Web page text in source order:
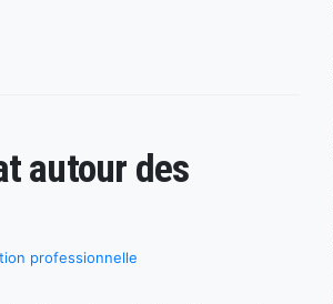
autour des
professionnelle